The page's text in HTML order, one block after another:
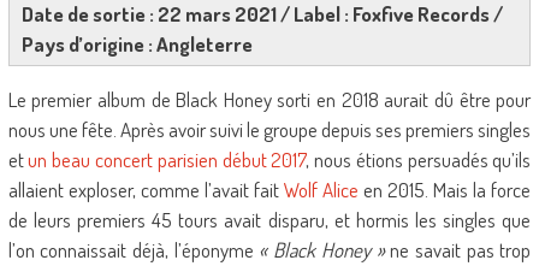
Date de sortie : 22 mars 2021 / Label : Foxfive Records /
Pays d’origine : Angleterre
Le premier album de Black Honey sorti en 2018 aurait dû être pour
nous une fête. Après avoir suivi le groupe depuis ses premiers singles
etun beau concert parisien début 2017, nous étions persuadés qu’ils
allaient exploser, comme l’avait faitWolf Alice en 2015. Mais la force
de leurs premiers 45 tours avait disparu, et hormis les singles que
l’on connaissait déjà, l’éponyme « Black Honey »ne savait pas trop